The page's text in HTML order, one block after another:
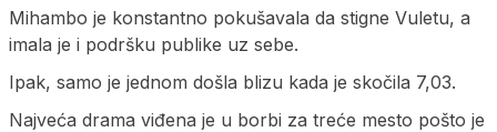
Mihambo je konstantno pokušavala da stigne Vuletu, a
imala je i podršku publike uz sebe.
Ipak, samo je jednom došla blizu kada je skočila 7,03.
Najveća drama viđena je u borbi za treće mesto pošto je